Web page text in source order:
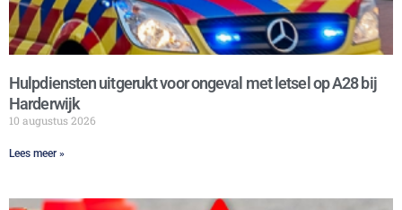
Hulpdiensten uitgerukt voor ongeval met letsel op A28 bij
Harderwijk
10 augustus 2026
Lees meer »